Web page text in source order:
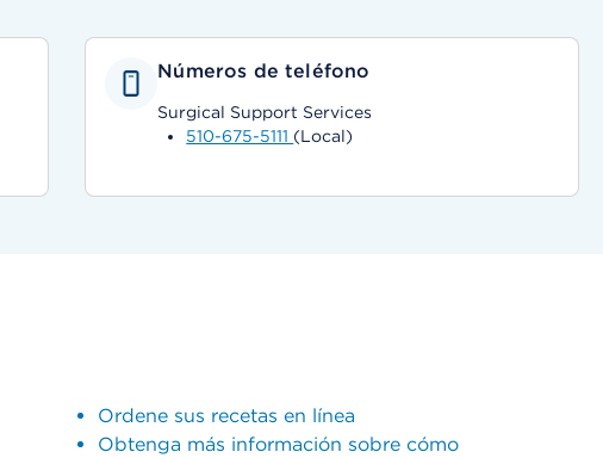
Números de teléfono
Surgical Support Services
510-675-5111 (Local)
Ordene sus recetas en línea
Obtenga más información sobre cómo